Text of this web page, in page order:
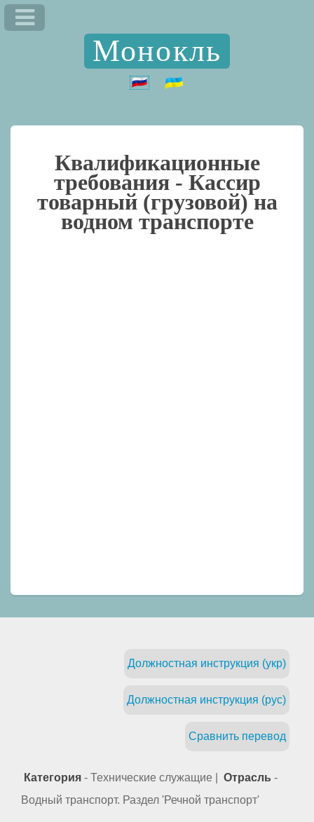
Монокль
Квалификационные
требования -Кассир
товарный (грузовой) на
водном транспорте
Должностная инструкция (укр)
Должностная инструкция (рус)
Сравнить перевод
Категория - Технические служащие | Отрасль -
Водный транспорт. Раздел 'Речной транспорт'